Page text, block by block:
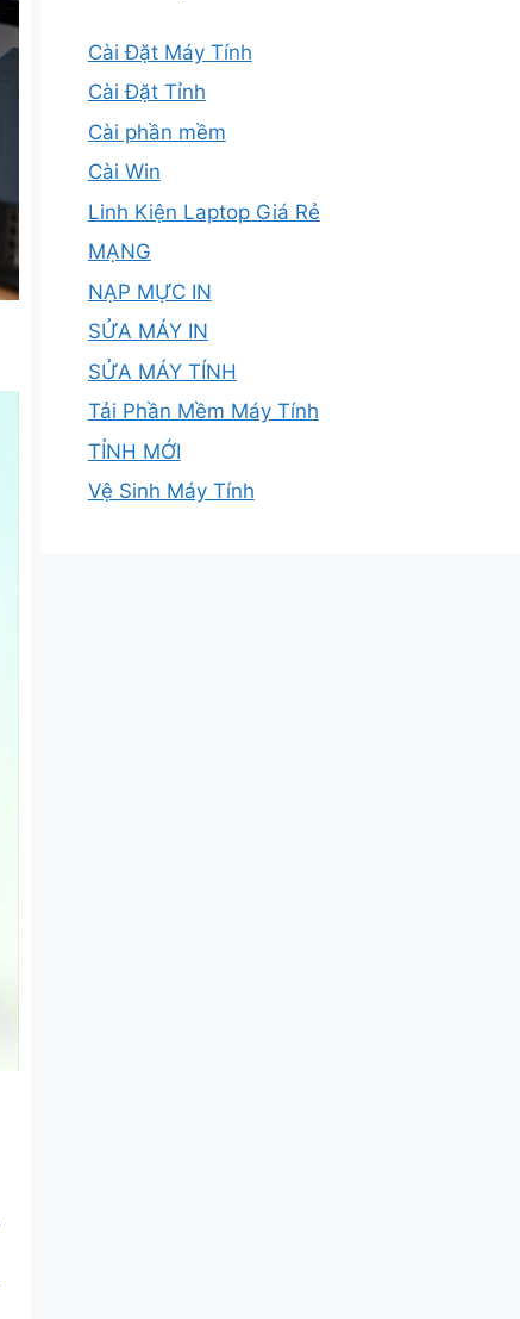
Cài Đặt Máy Tính
Cài Đặt Tỉnh
Cài phần mềm
Cài Win
Linh Kiện Laptop Giá Rẻ
MẠNG
NẠP MỰC IN
SỬA MÁY IN
SỬA MÁY TÍNH
Tải Phần Mềm Máy Tính
TỈNH MỚI
Vệ Sinh Máy Tính